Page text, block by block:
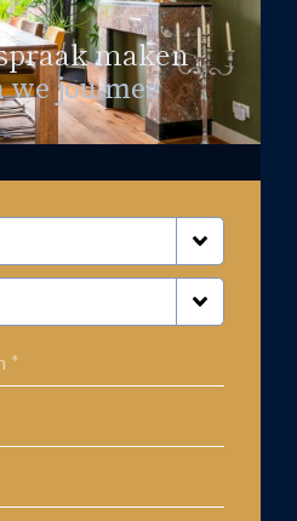
maken
jou mee
*